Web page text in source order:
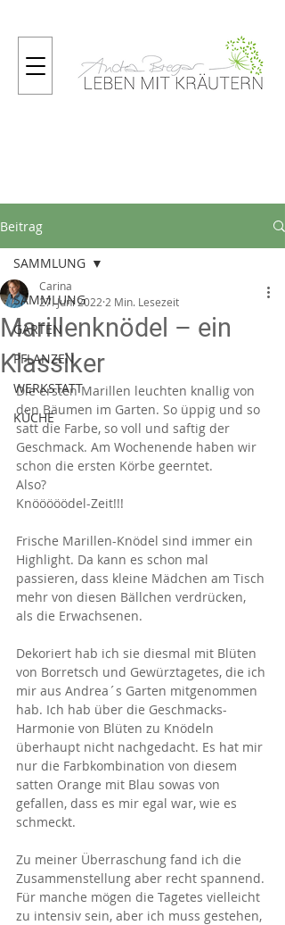
Beitrag
SAMMLUNG
GARTEN
PFLANZEN
WERKSTATT
KÜCHE
SAMMLUNG
Marillenknödel – ein
Klassiker
Carina
27. Juni 2022 2 Min. Lesezeit
Die ersten Marillen leuchten knallig von
den Bäumen im Garten. So üppig und so
satt die Farbe, so voll und saftig der
Geschmack. Am Wochenende haben wir
schon die ersten Körbe geerntet.
Also?
Knööööödel-Zeit!!!
Frische Marillen-Knödel sind immer ein
Highlight. Da kann es schon mal
passieren, dass kleine Mädchen am Tisch
mehr von diesen Bällchen verdrücken,
als die Erwachsenen.
Dekoriert hab ich sie diesmal mit Blüten
von Borretsch und Gewürztagetes, die ich
mir aus Andrea´s Garten mitgenommen
hab. Ich hab über die Geschmacks-
Harmonie von Blüten zu Knödeln
überhaupt nicht nachgedacht. Es hat mir
nur die Farbkombination von diesem
satten Orange mit Blau sowas von
gefallen, dass es mir egal war, wie es
schmeckt.
Zu meiner Überraschung fand ich die
Zusammenstellung aber recht spannend.
Für manche mögen die Tagetes vielleicht
zu intensiv sein, aber ich muss gestehen,